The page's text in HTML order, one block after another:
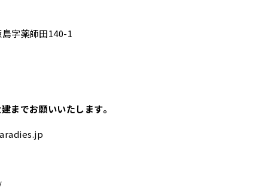
字薬師田140-1
までお願いいたします。